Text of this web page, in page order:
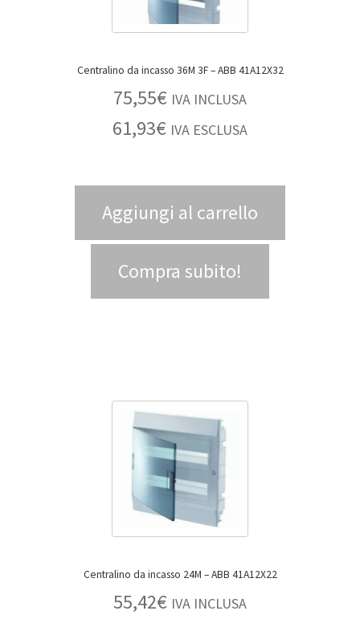
Centralino da incasso 36M 3F – ABB 41A12X32
75,55€ IVA INCLUSA
61,93€ IVA ESCLUSA
Aggiungi al carrello
Compra subito!
Centralino da incasso 24M – ABB 41A12X22
55,42€ IVA INCLUSA